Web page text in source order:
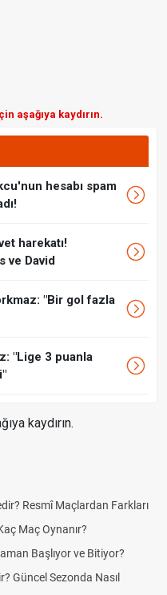
aşağıya kaydırın.
hesabı spam
harekatı!
ve David
"Bir gol fazla
"Lige 3 puanla
kaydırın.
Maçlardan Farkları
Oynanır?
Başlıyor ve Bitiyor?
Sezonda Nasıl